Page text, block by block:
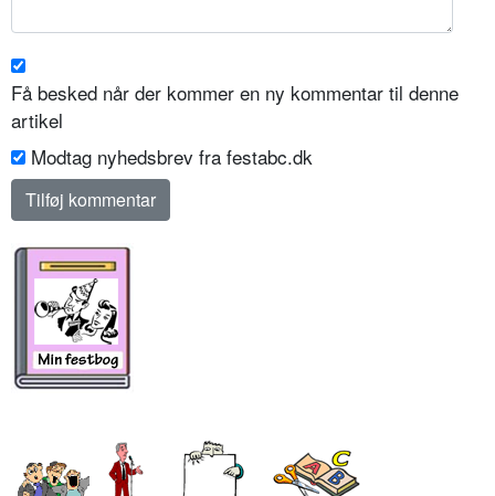
Få besked når der kommer en ny kommentar til denne
artikel
Modtag nyhedsbrev fra festabc.dk